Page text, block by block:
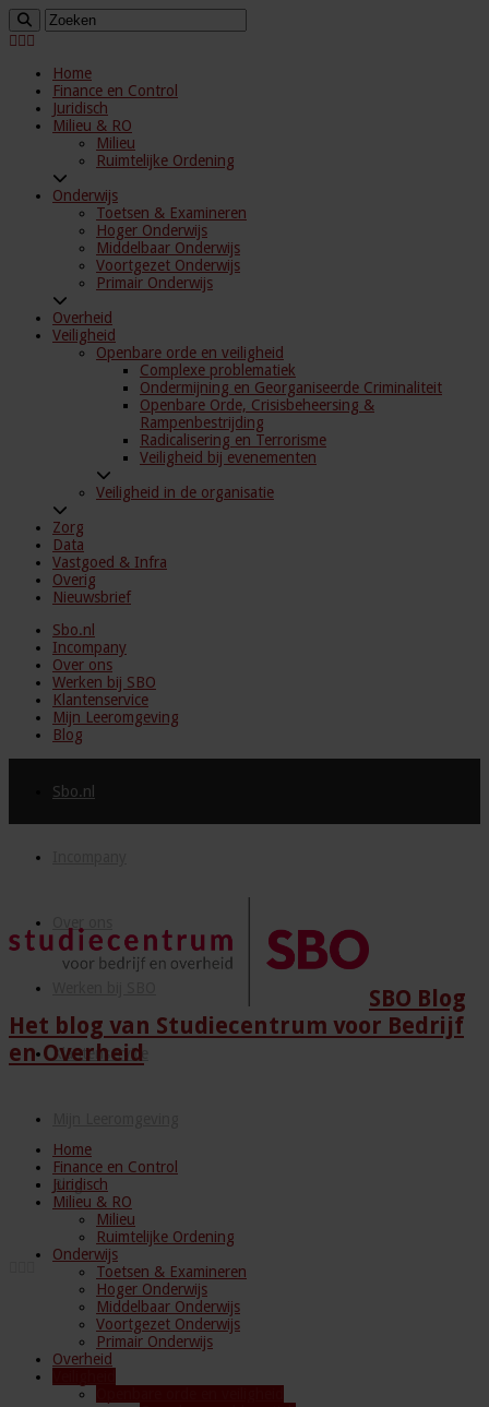
Home
Finance en Control
Juridisch
Milieu & RO
Milieu
Ruimtelijke Ordening
Onderwijs
Toetsen & Examineren
Hoger Onderwijs
Middelbaar Onderwijs
Voortgezet Onderwijs
Primair Onderwijs
Overheid
Veiligheid
Openbare orde en veiligheid
Complexe problematiek
Ondermijning en Georganiseerde Criminaliteit
Openbare Orde, Crisisbeheersing &
Rampenbestrijding
Radicalisering en Terrorisme
Veiligheid bij evenementen
Veiligheid in de organisatie
Zorg
Data
Vastgoed & Infra
Overig
Nieuwsbrief
Sbo.nl
Incompany
Over ons
Werken bij SBO
Klantenservice
Mijn Leeromgeving
Blog
Sbo.nl
Klantenservice
Blog
SBO Blog
Het blog van Studiecentrum voor Bedrijf
en Overheid
Home
Finance en Control
Juridisch
Milieu & RO
Milieu
Ruimtelijke Ordening
Onderwijs
Toetsen & Examineren
Hoger Onderwijs
Middelbaar Onderwijs
Voortgezet Onderwijs
Primair Onderwijs
Overheid